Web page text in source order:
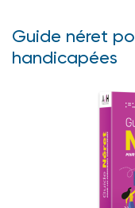
Guide néret
handicapées